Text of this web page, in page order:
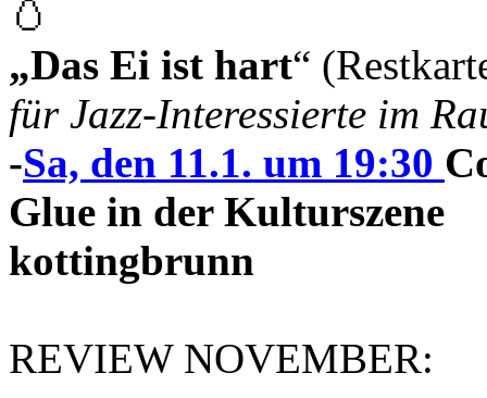
🥚
„Das Ei ist hart“
für Jazz-Interessierte im
-Sa, den 11.1. um 19:30
Glue in der Kulturszene
kottingbrunn
REVIEW NOVEMBER: